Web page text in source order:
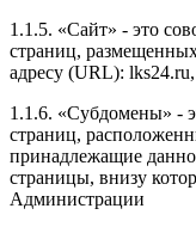
1.1.5. «Сайт» - это
страниц,
адресу (URL):
1.1.6. «Субдомены» -
страниц,
принадлежащие
страницы, внизу
Администрации